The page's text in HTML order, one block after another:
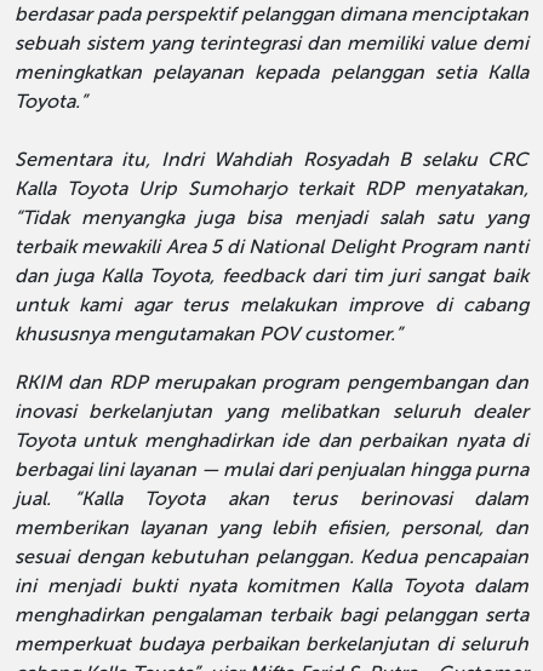
berdasar pada perspektif pelanggan dimana menciptakan
sebuah sistem yang terintegrasi dan memiliki value demi
meningkatkan pelayanan kepada pelanggan setia Kalla
Toyota.”
Sementara itu, Indri Wahdiah Rosyadah B selaku CRC
Kalla Toyota Urip Sumoharjo terkait RDP menyatakan,
“Tidak menyangka juga bisa menjadi salah satu yang
terbaik mewakili Area 5 di National Delight Program nanti
dan juga Kalla Toyota, feedback dari tim juri sangat baik
untuk kami agar terus melakukan improve di cabang
khususnya mengutamakan POV customer.”
RKIM dan RDP merupakan program pengembangan dan
inovasi berkelanjutan yang melibatkan seluruh dealer
Toyota untuk menghadirkan ide dan perbaikan nyata di
berbagai lini layanan — mulai dari penjualan hingga purna
jual. “Kalla Toyota akan terus berinovasi dalam
memberikan layanan yang lebih efisien, personal, dan
sesuai dengan kebutuhan pelanggan. Kedua pencapaian
ini menjadi bukti nyata komitmen Kalla Toyota dalam
menghadirkan pengalaman terbaik bagi pelanggan serta
memperkuat budaya perbaikan berkelanjutan di seluruh